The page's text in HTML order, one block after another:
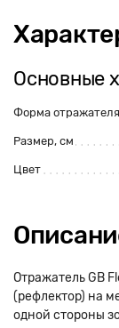
Основные
Форма отражателя
Размер, см
Цвет
Отражатель GB
(рефлектор) на
одной стороны